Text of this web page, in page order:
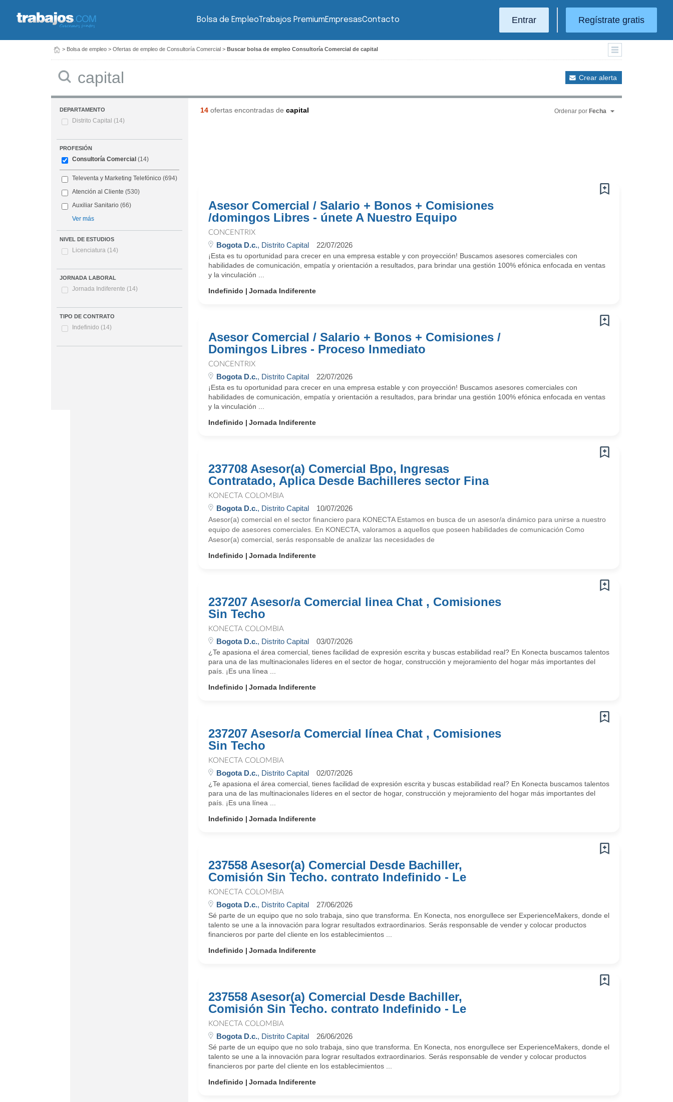
Bolsa de EmpleoTrabajos PremiumEmpresasContacto Entrar Regístrate gratis
> Bolsa de empleo > Ofertas de empleo de Consultoría Comercial > Buscar bolsa de empleo Consultoría Comercial de capital
Crear alerta
DEPARTAMENTO
Distrito Capital (14)
PROFESIÓN
Consultoría Comercial (14)
Televenta y Marketing Telefónico (694)
Atención al Cliente (530)
Auxiliar Sanitario (66)
Ver más
NIVEL DE ESTUDIOS
Licenciatura (14)
JORNADA LABORAL
Jornada Indiferente (14)
TIPO DE CONTRATO
Indefinido (14)
14ofertas encontradas de capital Ordenar por Fecha
Asesor Comercial / Salario + Bonos + Comisiones
/domingos Libres - únete A Nuestro Equipo
CONCENTRIX
Bogota D.c., Distrito Capital 22/07/2026
¡Esta es tu oportunidad para crecer en una empresa estable y con proyección! Buscamos asesores comerciales con
habilidades de comunicación, empatía y orientación a resultados, para brindar una gestión 100% efónica enfocada en ventas
y la vinculación ...
Indefinido
Jornada Indiferente
Asesor Comercial / Salario + Bonos + Comisiones /
Domingos Libres - Proceso Inmediato
CONCENTRIX
Bogota D.c., Distrito Capital 22/07/2026
¡Esta es tu oportunidad para crecer en una empresa estable y con proyección! Buscamos asesores comerciales con
habilidades de comunicación, empatía y orientación a resultados, para brindar una gestión 100% efónica enfocada en ventas
y la vinculación ...
Indefinido
Jornada Indiferente
237708 Asesor(a) Comercial Bpo, Ingresas
Contratado, Aplica Desde Bachilleres sector Fina
KONECTA COLOMBIA
Bogota D.c., Distrito Capital 10/07/2026
Asesor(a) comercial en el sector financiero para KONECTA Estamos en busca de un asesor/a dinámico para unirse a nuestro
equipo de asesores comerciales. En KONECTA, valoramos a aquellos que poseen habilidades de comunicación Como
Asesor(a) comercial, serás responsable de analizar las necesidades de
Indefinido
Jornada Indiferente
237207 Asesor/a Comercial linea Chat , Comisiones
Sin Techo
KONECTA COLOMBIA
Bogota D.c., Distrito Capital 03/07/2026
¿Te apasiona el área comercial, tienes facilidad de expresión escrita y buscas estabilidad real? En Konecta buscamos talentos
para una de las multinacionales líderes en el sector de hogar, construcción y mejoramiento del hogar más importantes del
país. ¡Es una línea ...
Indefinido
Jornada Indiferente
237207 Asesor/a Comercial línea Chat , Comisiones
Sin Techo
KONECTA COLOMBIA
Bogota D.c., Distrito Capital 02/07/2026
¿Te apasiona el área comercial, tienes facilidad de expresión escrita y buscas estabilidad real? En Konecta buscamos talentos
para una de las multinacionales líderes en el sector de hogar, construcción y mejoramiento del hogar más importantes del
país. ¡Es una línea ...
Indefinido
Jornada Indiferente
237558 Asesor(a) Comercial Desde Bachiller,
Comisión Sin Techo. contrato Indefinido - Le
KONECTA COLOMBIA
Bogota D.c., Distrito Capital 27/06/2026
Sé parte de un equipo que no solo trabaja, sino que transforma. En Konecta, nos enorgullece ser ExperienceMakers, donde el
talento se une a la innovación para lograr resultados extraordinarios. Serás responsable de vender y colocar productos
financieros por parte del cliente en los establecimientos ...
Indefinido
Jornada Indiferente
237558 Asesor(a) Comercial Desde Bachiller,
Comisión Sin Techo. contrato Indefinido - Le
KONECTA COLOMBIA
Bogota D.c., Distrito Capital 26/06/2026
Sé parte de un equipo que no solo trabaja, sino que transforma. En Konecta, nos enorgullece ser ExperienceMakers, donde el
talento se une a la innovación para lograr resultados extraordinarios. Serás responsable de vender y colocar productos
financieros por parte del cliente en los establecimientos ...
Indefinido
Jornada Indiferente